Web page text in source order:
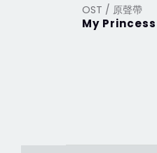
OST / 原聲帶
My